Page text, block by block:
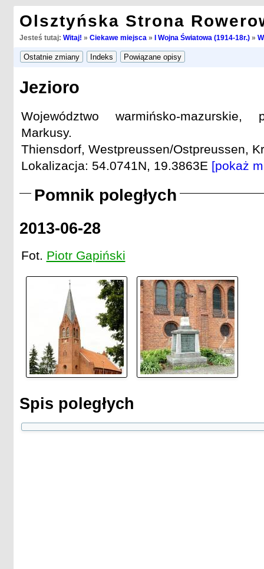
Olsztyńska Strona
Jesteś tutaj: Witaj! » Ciekawe miejsca » I Wojna Światowa (1914-18r.)»
Jezioro
Województwo warmińsko-
Markusy.
Thiensdorf, Westpreussen/Ostpreussen,
Lokalizacja: 54.0741N, 19.3863E [pokaż
Pomnik poległych
2013-06-28
Fot. Piotr Gapiński
Spis poległych